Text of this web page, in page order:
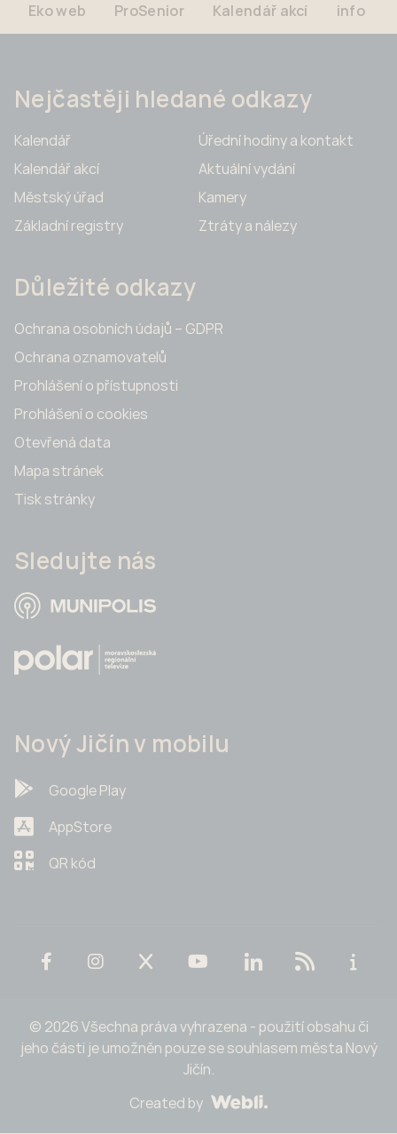
Eko web ProSenior Kalendář akcí info
Nejčastěji hledané odkazy
Kalendář
Kalendář akcí
Městský úřad
Základní registry
Úřední hodiny a kontakt
Aktuální vydání
Kamery
Ztráty a nálezy
Důležité odkazy
Ochrana osobních údajů – GDPR
Ochrana oznamovatelů
Prohlášení o přístupnosti
Prohlášení o cookies
Otevřená data
Mapa stránek
Tisk stránky
Sledujte nás
Nový Jičín v mobilu
Google Play
AppStore
QR kód
© 2026 Všechna práva vyhrazena - použití obsahu či
jeho části je umožněn pouze se souhlasem města Nový
Jičín.
Created by